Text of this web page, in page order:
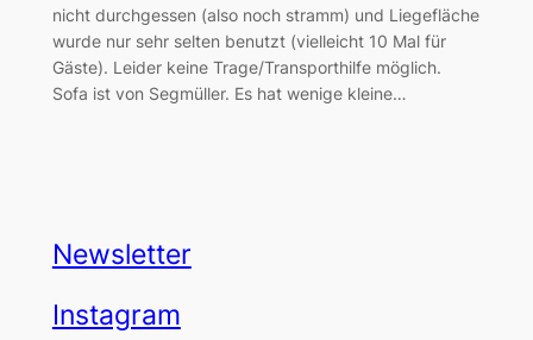
nicht durchgessen (also noch stramm) und Liegefläche
wurde nur sehr selten benutzt (vielleicht 10 Mal für
Gäste). Leider keine Trage/Transporthilfe möglich.
Sofa ist von Segmüller. Es hat wenige kleine…
Newsletter
Instagram